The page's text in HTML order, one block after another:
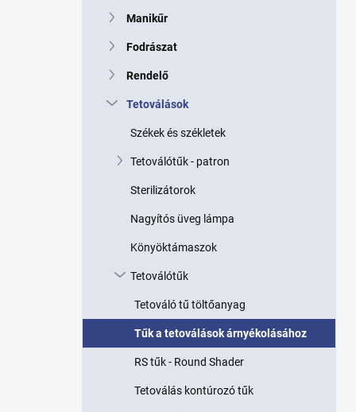
Manikűr
Fodrászat
Rendelő
Tetoválások
Székek és székletek
Tetoválótűk - patron
Sterilizátorok
Nagyítós üveg lámpa
Könyöktámaszok
Tetoválótűk
Tetováló tű töltőanyag
Tűk a tetoválások árnyékolásához
RS tűk - Round Shader
Tetoválás kontúrozó tűk